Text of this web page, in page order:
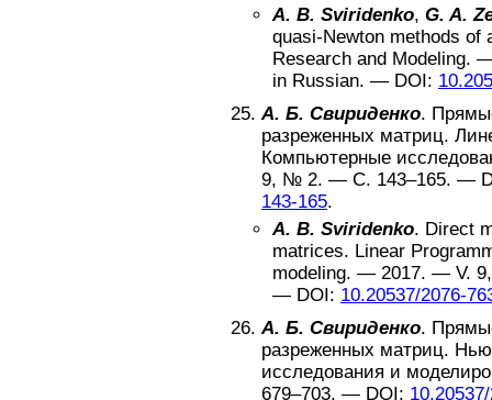
A. B. Sviridenko, G. A.
quasi-Newton methods of
Research and Modeling.
in Russian. — DOI:
А. Б. Свириденко.
разреженных матриц.
Компьютерные
9, № 2. — С. 143–165. —
143-165.
A. B. Sviridenko. Direct
matrices. Linear
modeling. — 2017. — V. 9
— DOI: 10.20537/2076-
А. Б. Свириденко.
разреженных матриц.
исследования и
679–703. — DOI: